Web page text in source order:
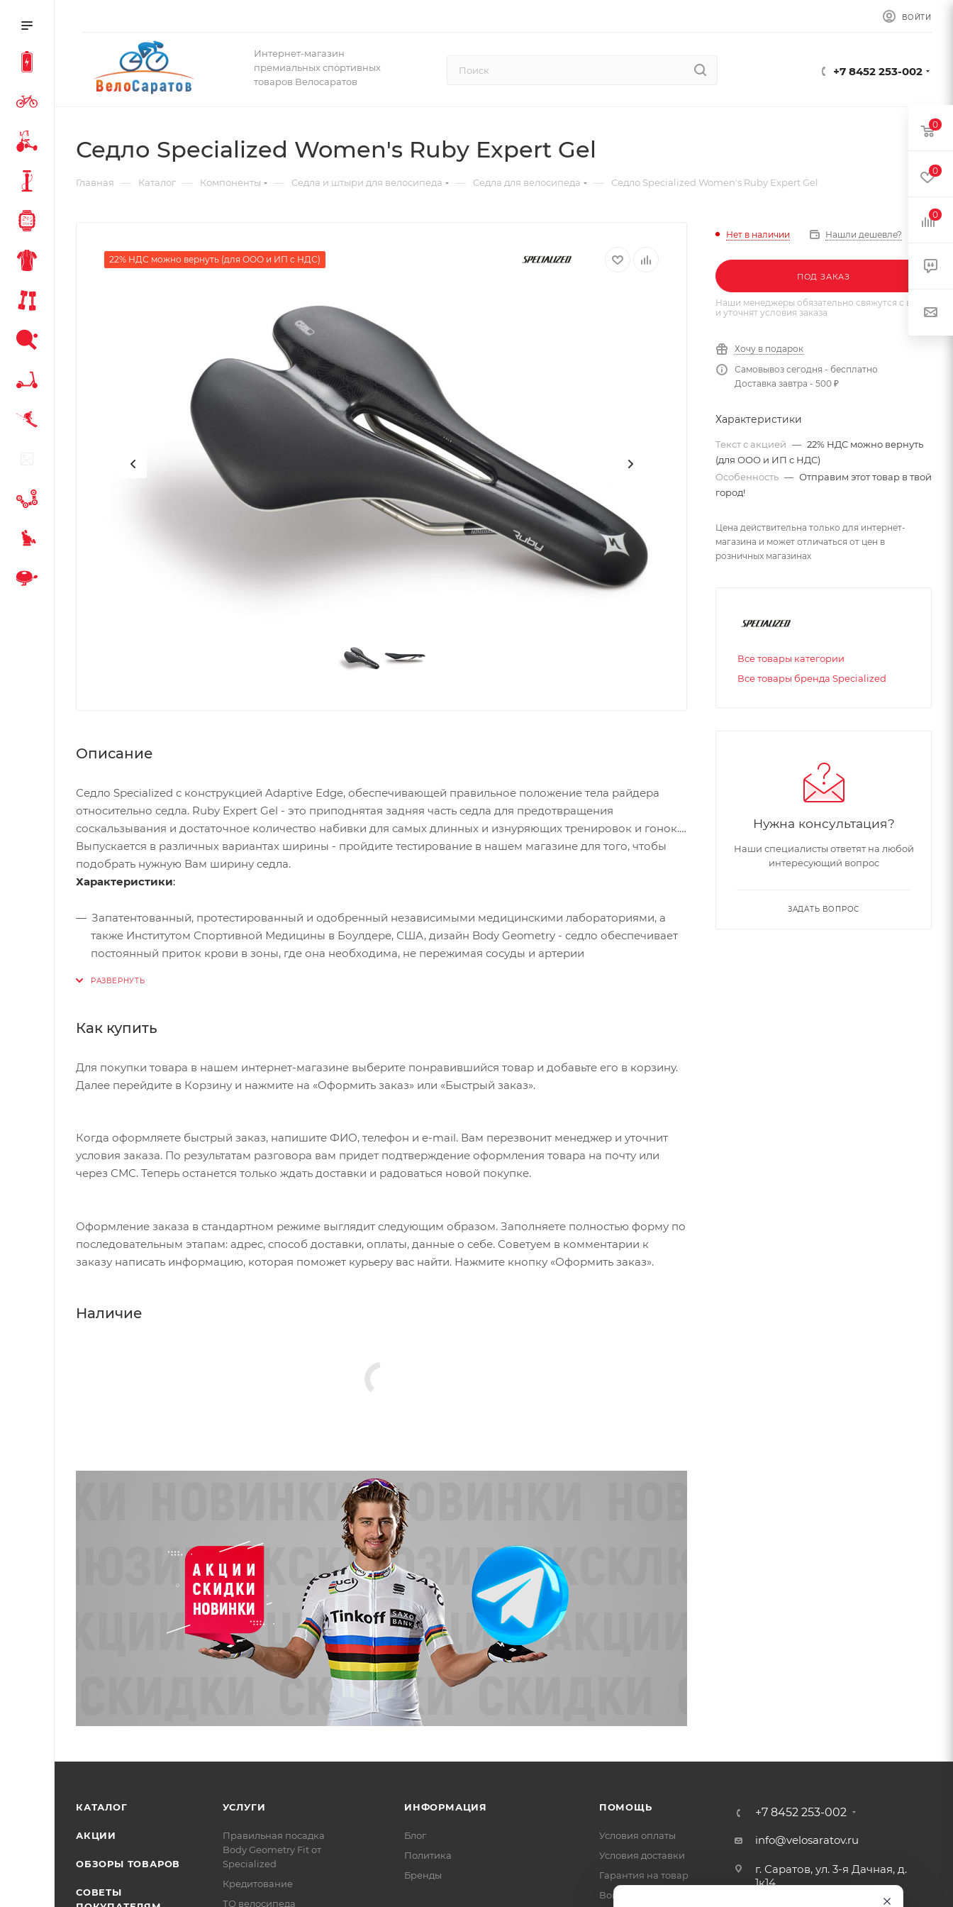
ВОЙТИ
Интернет-магазин
премиальных спортивных
товаров Велосаратов
+7 8452 253-002
Седло Specialized Women's Ruby Expert Gel
Главная — Каталог — Компоненты — Седла и штыри для велосипеда — Седла для велосипеда — Седло Specialized Women's Ruby Expert Gel
22% НДС можно вернуть (для ООО и ИП с НДС)
Описание
Седло Specialized с конструкцией Adaptive Edge, обеспечивающей правильное положение тела райдера
относительно седла. Ruby Expert Gel - это приподнятая задняя часть седла для предотвращения
соскальзывания и достаточное количество набивки для самых длинных и изнуряющих тренировок и гонок.
Выпускается в различных вариантах ширины - пройдите тестирование в нашем магазине для того, чтобы
подобрать нужную Вам ширину седла.
Характеристики:
Запатентованный, протестированный и одобренный независимыми медицинскими лабораториями, а
также Институтом Спортивной Медицины в Боулдере, США, дизайн Body Geometry - седло обеспечивает
постоянный приток крови в зоны, где она необходима, не пережимая сосуды и артерии
Супер-легкая набивка для снижения веса
Композитная основа
Как купить
Для покупки товара в нашем интернет-магазине выберите понравившийся товар и добавьте его в корзину.
Далее перейдите в Корзину и нажмите на «Оформить заказ» или «Быстрый заказ».
Когда оформляете быстрый заказ, напишите ФИО, телефон и e-mail. Вам перезвонит менеджер и уточнит
условия заказа. По результатам разговора вам придет подтверждение оформления товара на почту или
через СМС. Теперь останется только ждать доставки и радоваться новой покупке.
Оформление заказа в стандартном режиме выглядит следующим образом. Заполняете полностью форму по
последовательным этапам: адрес, способ доставки, оплаты, данные о себе. Советуем в комментарии к
заказу написать информацию, которая поможет курьеру вас найти. Нажмите кнопку «Оформить заказ».
Наличие
Нет в наличии Нашли дешевле?
ПОД ЗАКАЗ
Наши менеджеры обязательно свяжутся с вами
и уточнят условия заказа
Хочу в подарок
Самовывоз сегодня - бесплатно
Доставка завтра - 500 ₽
Характеристики
Текст с акцией — 22% НДС можно вернуть
(для ООО и ИП с НДС)
Особенность — Отправим этот товар в твой
город!
Цена действительна только для интернет-
магазина и может отличаться от цен в
розничных магазинах
Все товары категории
Все товары бренда Specialized
Нужна консультация?
Наши специалисты ответят на любой
интересующий вопрос
ЗАДАТЬ ВОПРОС
КАТАЛОГ
АКЦИИ
ОБЗОРЫ ТОВАРОВ
СОВЕТЫ
УСЛУГИ
Правильная посадка
Body Geometry Fit от
Specialized
Кредитование
ТО велосипеда
ИНФОРМАЦИЯ
Блог
Политика
Бренды
ПОМОЩЬ
Условия оплаты
Условия доставки
Гарантия на товар
Вопрос-ответ
+7 8452 253-002
info@velosaratov.ru
г. Саратов, ул. 3-я Дачная, д.
1к14
0
0
0